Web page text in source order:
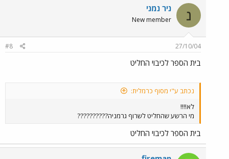
נ ניר נמני
New member
27/10/04
#8
בית הספר לכיבוי החליט
נכתב ע"י מסוף כרמלית:
לא!!!!
מי הרשע שהחליט לשרוף גרמניה??????????
בית הספר לכיבוי החליט